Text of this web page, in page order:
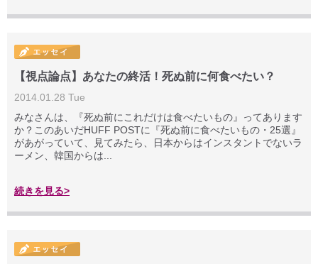
【視点論点】あなたの終活！死ぬ前に何食べたい？
2014.01.28 Tue
みなさんは、『死ぬ前にこれだけは食べたいもの』ってあります
か？このあいだHUFF POSTに『死ぬ前に食べたいもの・25選』
があがっていて、見てみたら、日本からはインスタントでないラ
ーメン、韓国からは...
続きを見る>